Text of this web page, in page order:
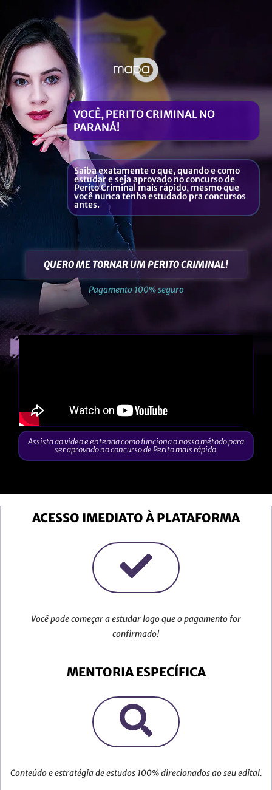
VOCÊ, PERITO CRIMINAL NO
PARANÁ!
Saiba exatamente o que, quando e como
estudar e seja aprovado no concurso de
Perito Criminal mais rápido, mesmo que
você nunca tenha estudado pra concursos
antes.
QUERO ME TORNAR UM PERITO CRIMINAL!
Pagamento 100% seguro
Assista ao vídeo e entenda como funciona o nosso método para
ser aprovado no concurso de Perito mais rápido.
ACESSO IMEDIATO À PLATAFORMA
Você pode começar a estudar logo que o pagamento for
confirmado!
MENTORIA ESPECÍFICA
Conteúdo e estratégia de estudos 100% direcionados ao seu edital.